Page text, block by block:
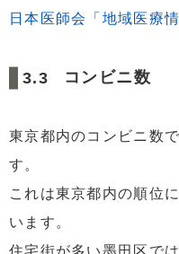
日本医師会「地域医療
コンビニ数
東京都内のコンビニ数
す。
これは東京都内の順位
います。
住宅街が多い墨田区で